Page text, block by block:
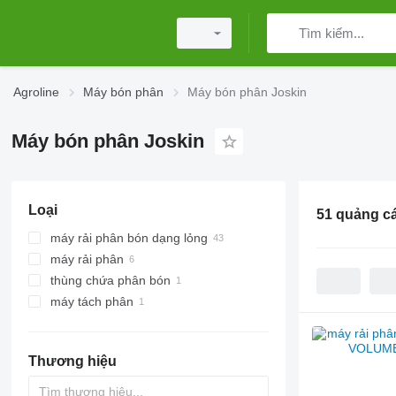
Agroline Máy bón phân Máy bón phân Joskin
Máy bón phân Joskin
Loại
máy rải phân bón dạng lỏng
máy rải phân
thùng chứa phân bón
máy tách phân
Thương hiệu
51 quảng